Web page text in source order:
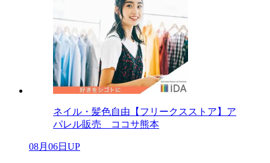
ネイル・髪色自由【フリークスストア】ア
パレル販売 ココサ熊本
08月06日UP